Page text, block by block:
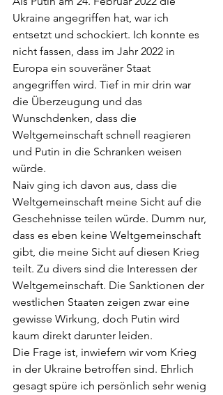
Ukraine angegriffen hat, war ich
entsetzt und schockiert. Ich konnte es
nicht fassen, dass im Jahr 2022 in
Europa ein souveräner Staat
angegriffen wird. Tief in mir drin war
die Überzeugung und das
Wunschdenken, dass die
Weltgemeinschaft schnell reagieren
und Putin in die Schranken weisen
würde.
Naiv ging ich davon aus, dass die
Weltgemeinschaft meine Sicht auf die
Geschehnisse teilen würde. Dumm nur,
dass es eben keine Weltgemeinschaft
gibt, die meine Sicht auf diesen Krieg
teilt. Zu divers sind die Interessen der
Weltgemeinschaft. Die Sanktionen der
westlichen Staaten zeigen zwar eine
gewisse Wirkung, doch Putin wird
kaum direkt darunter leiden.
Die Frage ist, inwiefern wir vom Krieg
in der Ukraine betroffen sind. Ehrlich
gesagt spüre ich persönlich sehr wenig